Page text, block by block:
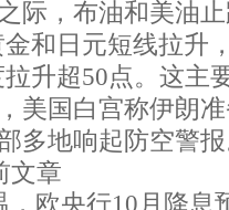
际，布油和美油
和日元短线拉升
升超50点。这主
美国白宫称伊朗
多地响起防空警
文章
欧央行10月降息